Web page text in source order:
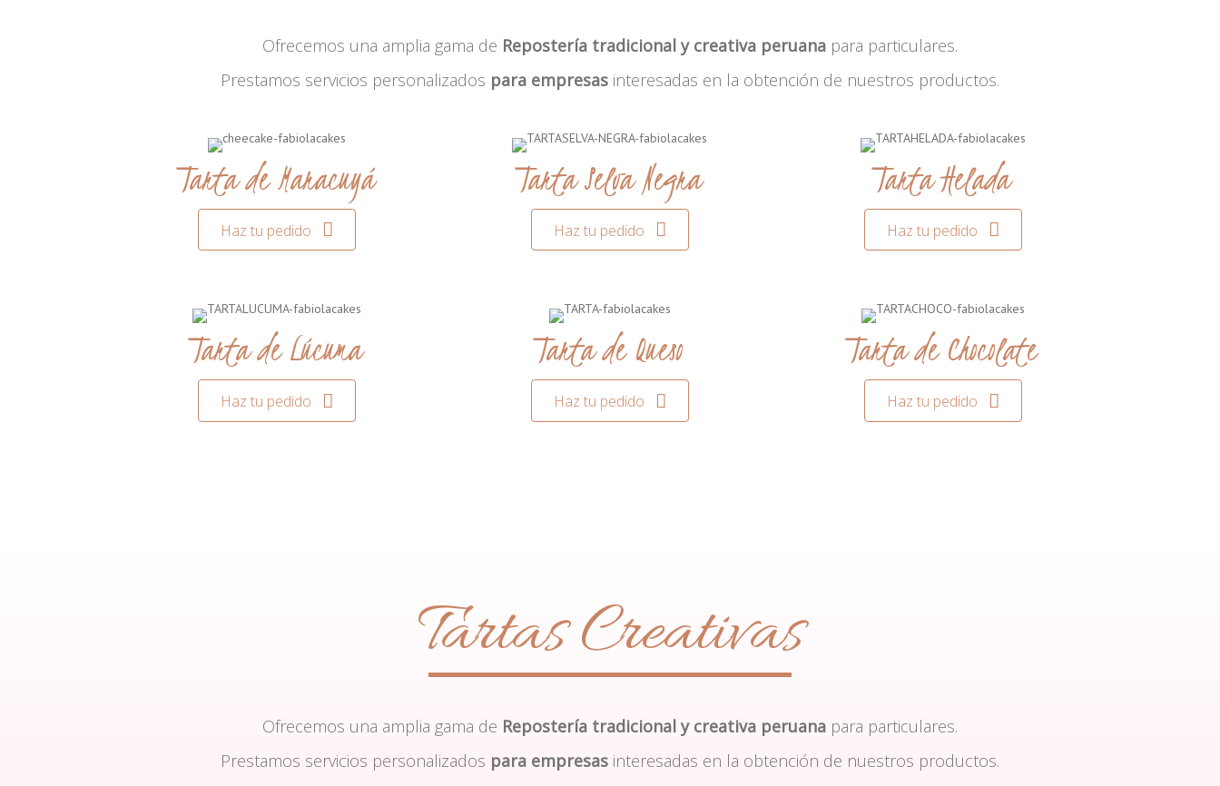
Ofrecemos una amplia gama de Repostería tradicional y creativa peruana para particulares.
Prestamos servicios personalizados para empresas interesadas en la obtención de nuestros productos.
Tarta de Maracuyá
Haz tu pedido
Tarta Selva Negra
Haz tu pedido
Tarta Helada
Haz tu pedido
Tarta de Lúcuma
Haz tu pedido
Tarta de Queso
Haz tu pedido
Tarta de Chocolate
Haz tu pedido
Tartas Creativas
Ofrecemos una amplia gama de Repostería tradicional y creativa peruana para particulares.
Prestamos servicios personalizados para empresas interesadas en la obtención de nuestros productos.